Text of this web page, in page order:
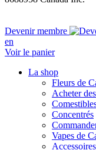
Close
Menu
Devenir membre
en
Voir le panier
La shop
Fleurs de
Acheter
Concentrés
Vapes de